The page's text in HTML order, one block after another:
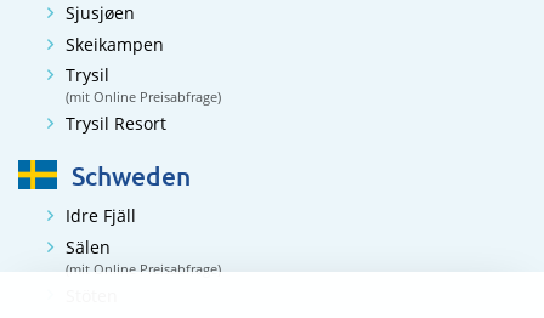
Sjusjøen
Skeikampen
Trysil
(mit Online Preisabfrage)
Trysil Resort
Schweden
Idre Fjäll
Sälen
(mit Online Preisabfrage) Datenschutzeinstellungen